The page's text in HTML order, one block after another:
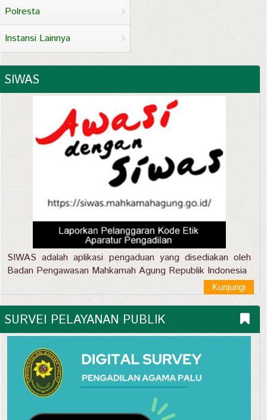
Polresta
Instansi Lainnya
SIWAS
SIWAS adalah aplikasi pengaduan yang disediakan oleh
Badan Pengawasan Mahkamah Agung Republik Indonesia
Kunjungi
SURVEI PELAYANAN PUBLIK